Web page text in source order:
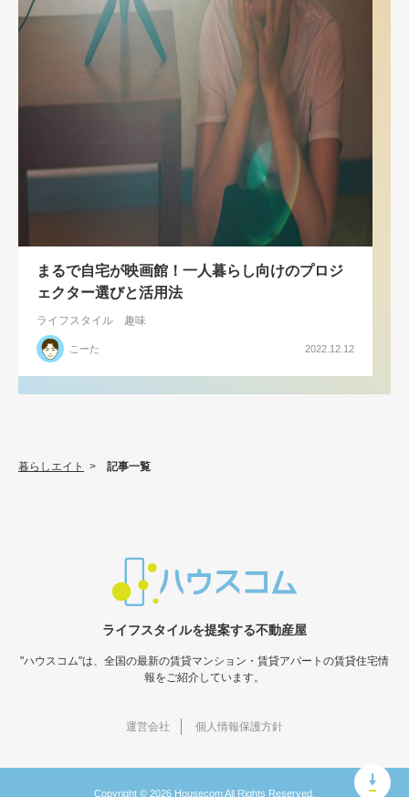
まるで自宅が映画館！一人暮らし向けのプロジ
ェクター選びと活用法
ライフスタイル 趣味
こーた 2022.12.12
暮らしエイト > 記事一覧
ライフスタイルを提案する不動産屋
"ハウスコム"は、全国の最新の賃貸マンション・賃貸アパートの賃貸住宅情
報をご紹介しています。
運営会社 個人情報保護方針
Copyright © 2026 Housecom All Rights Reserved.